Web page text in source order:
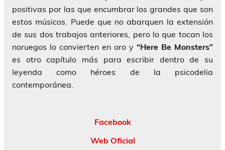
positivas por las que encumbrar los grandes que son
estos músicos. Puede que no abarquen la extensión
de sus dos trabajos anteriores, pero lo que tocan los
noruegos lo convierten en oro y “Here Be Monsters”
es otro capítulo más para escribir dentro de su
leyenda como héroes de la psicodelia
contemporánea.
Facebook
Web Oficial